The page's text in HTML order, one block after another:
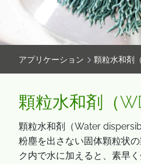
アプリケーション 顆粒水和剤
顆粒水和剤（
顆粒水和剤（Water
粉塵を出さない固体顆粒状
ク内で水に加えると、素早